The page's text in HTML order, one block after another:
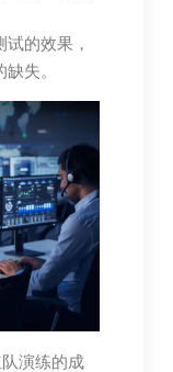
的效果，
失。
演练的成